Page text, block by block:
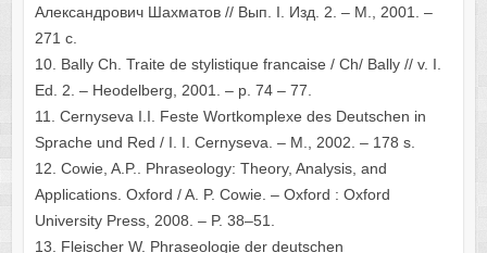
Александрович Шахматов // Вып. I. Изд. 2. – М., 2001. –
271 с.
10. Bally Ch. Traite de stylistique francaise / Ch/ Bally // v. I.
Ed. 2. – Heodelberg, 2001. – p. 74 – 77.
11. Cernyseva I.I. Feste Wortkomplexe des Deutschen in
Sprache und Red / I. I. Cernyseva. – M., 2002. – 178 s.
12. Cowie, A.P.. Phraseology: Theory, Analysis, and
Applications. Oxford / A. P. Cowie. – Oxford : Oxford
University Press, 2008. – P. 38–51.
13. Fleischer W. Phraseologie der deutschen